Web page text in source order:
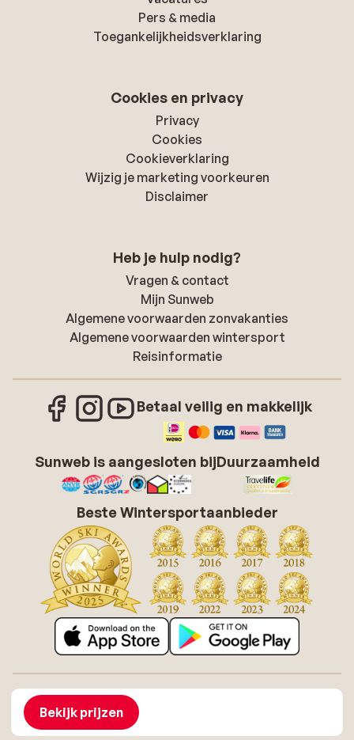
Bekijk prijzen
Pers & media
Toegankelijkheidsverklaring
Cookies en privacy
Privacy
Cookies
Cookieverklaring
Wijzig je marketing voorkeuren
Disclaimer
Heb je hulp nodig?
Vragen & contact
Mijn Sunweb
Algemene voorwaarden zonvakanties
Algemene voorwaarden wintersport
Reisinformatie
Betaal veilig en makkelijk
Sunweb is aangesloten bijDuurzaamheid
Beste Wintersportaanbieder
Over Sunweb
Algemene voorwaarden zonvakanties
Toegankelijkheidsverklaring